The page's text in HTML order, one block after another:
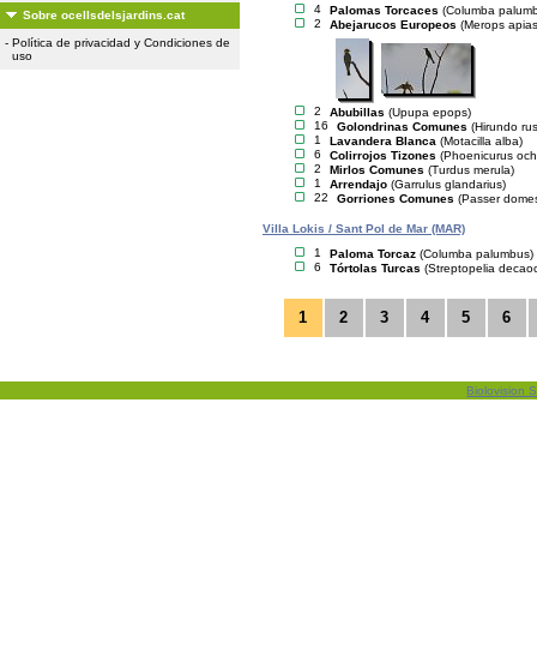
Sobre ocellsdelsjardins.cat
- Política de privacidad y Condiciones de
uso
4
Palomas Torcaces (Columba
2
Abejarucos Europeos (Merops
2 Abubillas (Upupa epops)
16
Golondrinas Comunes (Hirundo
1
Lavandera Blanca (Motacilla alba)
6
Colirrojos Tizones (Phoenicurus
2
Mirlos Comunes (Turdus merula)
1
Arrendajo (Garrulus glandarius)
22
Gorriones Comunes (Passer
Villa Lokis / Sant Pol de Mar (MAR)
1
Paloma Torcaz (Columba palumbus)
6
Tórtolas Turcas (Streptopelia
1 2 3 4 5 6
Biolovision